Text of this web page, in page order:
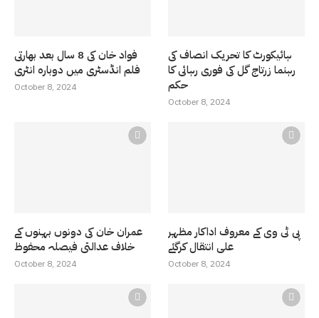
فواد خان کی 8 سال بعد بھارتی
فلم انڈسٹری میں دوبارہ انٹری
October 8, 2024
ہائیکورٹ کا تحریک انصاف کی
رہنما زرتاج گل کی فوری رہائی کا
حکم
October 8, 2024
عمران خان کی دونوں بہنوں کے
خلاف عدالتی فیصلہ محفوظ
October 8, 2024
پی ٹی وی کے معروف اداکار مظہر
علی انتقال کرگئے
October 8, 2024